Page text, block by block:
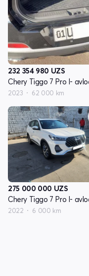
232 354 980 UZS
Chery Tiggo 7 Pro I-
2023 62 000 km
275 000 000 UZS
Chery Tiggo 7 Pro I-
2022 6 000 km